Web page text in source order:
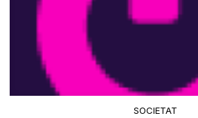
SOCIETAT